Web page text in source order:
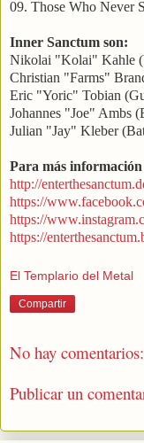
09. Those Who Never
Inner Sanctum son:
Nikolai "Kolai" Kahle
Christian "Farms"
Eric "Yoric" Tobian
Johannes "Joe" Ambs
Julian "Jay" Kleber
Para más
http://
https://
https://
https://
El Templario del Metal
Compartir
No hay comentarios:
Publicar un